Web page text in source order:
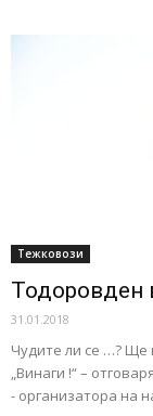
Тежковози
Тодоровден
31.01.2018
Чудите ли се …? Ще
„Винаги !“ –
- организатора на